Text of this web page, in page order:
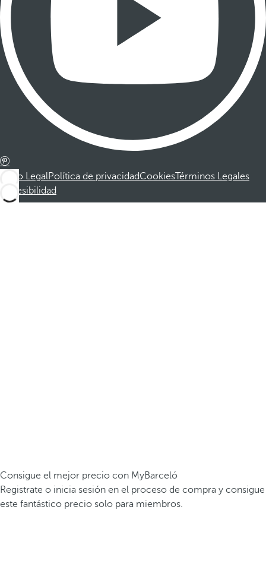
Aviso LegalPolítica de privacidadCookiesTérminos Legales
Accesibilidad
Consigue el mejor precio con MyBarceló
Registrate o inicia sesión en el proceso de compra y consigue
este fantástico precio solo para miembros.